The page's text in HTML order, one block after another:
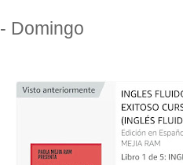
- Domingo